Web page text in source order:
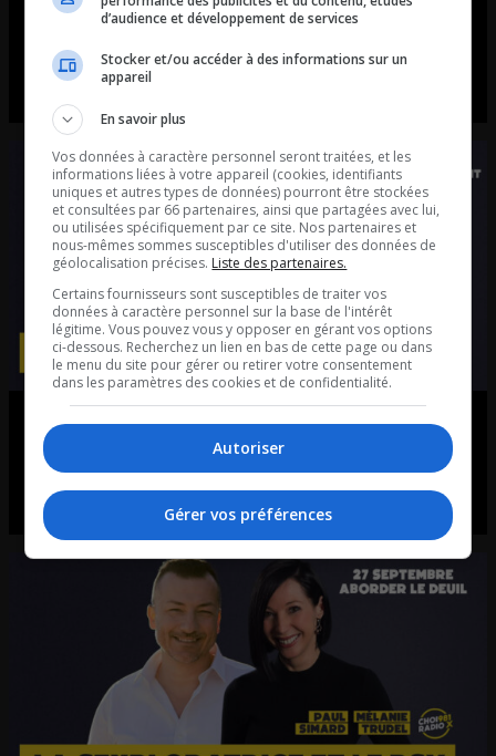
La manipulation dans le couple –
Émission du 11 octobre 2024
Les proches aidant – Émission du
4 octobre 2024
Avec Mélanie Trudel et le Dr. Paul Simard psychologue
d’audience et développement de services
Stocker et/ou accéder à des informations sur un
appareil
En savoir plus
Vos données à caractère personnel seront traitées, et les
informations liées à votre appareil (cookies, identifiants
uniques et autres types de données) pourront être stockées
et consultées par 66 partenaires, ainsi que partagées avec lui,
ou utilisées spécifiquement par ce site. Nos partenaires et
nous-mêmes sommes susceptibles d'utiliser des données de
géolocalisation précises. Liste des partenaires.
Certains fournisseurs sont susceptibles de traiter vos
données à caractère personnel sur la base de l'intérêt
légitime. Vous pouvez vous y opposer en gérant vos options
ci-dessous. Recherchez un lien en bas de cette page ou dans
le menu du site pour gérer ou retirer votre consentement
dans les paramètres des cookies et de confidentialité.
Autoriser
Gérer vos préférences